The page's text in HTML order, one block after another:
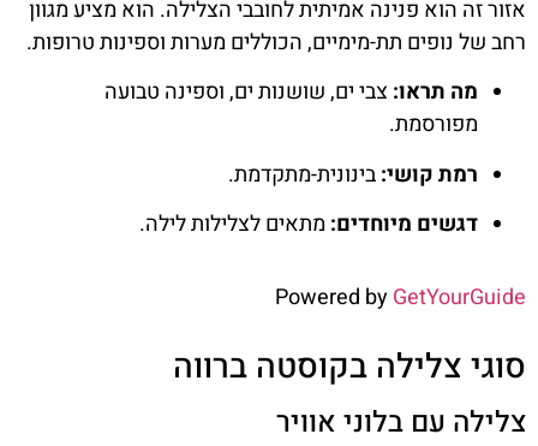
אזור זה הוא פנינה אמיתית לחובבי הצלילה. הוא מציע מגוון
רחב של נופים תת-מימיים, הכוללים מערות וספינות טרופות.
מה תראו: צבי ים, שושנות ים, וספינה טבועה
מפורסמת.
רמת קושי:בינונית-מתקדמת.
דגשים מיוחדים: מתאים לצלילות לילה.
Powered byGetYourGuide
סוגי צלילה בקוסטה ברווה
צלילה עם בלוני אוויר